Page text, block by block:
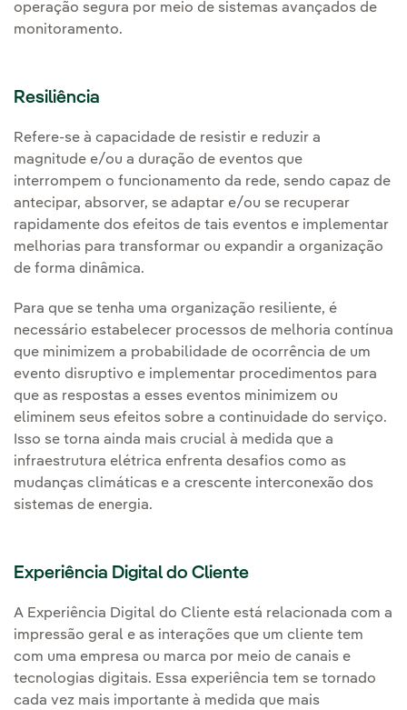
operação segura por meio de sistemas avançados de
monitoramento.
Resiliência
Refere-se à capacidade de resistir e reduzir a
magnitude e/ou a duração de eventos que
interrompem o funcionamento da rede, sendo capaz de
antecipar, absorver, se adaptar e/ou se recuperar
rapidamente dos efeitos de tais eventos e implementar
melhorias para transformar ou expandir a organização
de forma dinâmica.
Para que se tenha uma organização resiliente, é
necessário estabelecer processos de melhoria contínua
que minimizem a probabilidade de ocorrência de um
evento disruptivo e implementar procedimentos para
que as respostas a esses eventos minimizem ou
eliminem seus efeitos sobre a continuidade do serviço.
Isso se torna ainda mais crucial à medida que a
infraestrutura elétrica enfrenta desafios como as
mudanças climáticas e a crescente interconexão dos
sistemas de energia.
Experiência Digital do Cliente
A Experiência Digital do Cliente está relacionada com a
impressão geral e as interações que um cliente tem
com uma empresa ou marca por meio de canais e
tecnologias digitais. Essa experiência tem se tornado
cada vez mais importante à medida que mais